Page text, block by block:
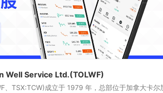
Well Service Ltd.(TOLWF)
TSX:TCW)成立于 1979 年，总部位于加拿大卡尔